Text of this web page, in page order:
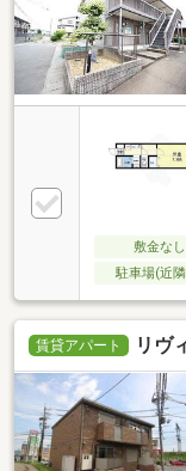
敷金なし
駐車場(近
賃貸アパート リヴ